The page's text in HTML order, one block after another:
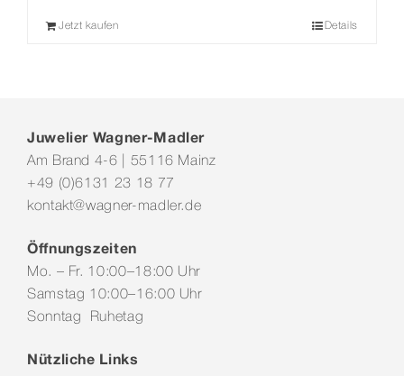
Jetzt kaufen Details
Juwelier Wagner-Madler
Am Brand 4-6 | 55116 Mainz
+49 (0)6131 23 18 77
kontakt@wagner-madler.de
Öffnungszeiten
Mo. – Fr. 10:00–18:00 Uhr
Samstag 10:00–16:00 Uhr
Sonntag Ruhetag
Nützliche Links